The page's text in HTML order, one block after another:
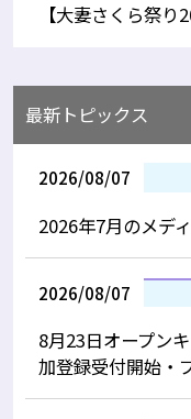
【大妻さくら祭
最新トピックス
2026/08/07
2026年7月のメデ
2026/08/07
8月23日オープン
加登録受付開始・